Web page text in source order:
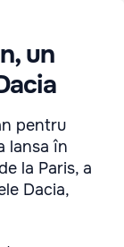
un
pentru
lansa în
la Paris, a
Dacia,